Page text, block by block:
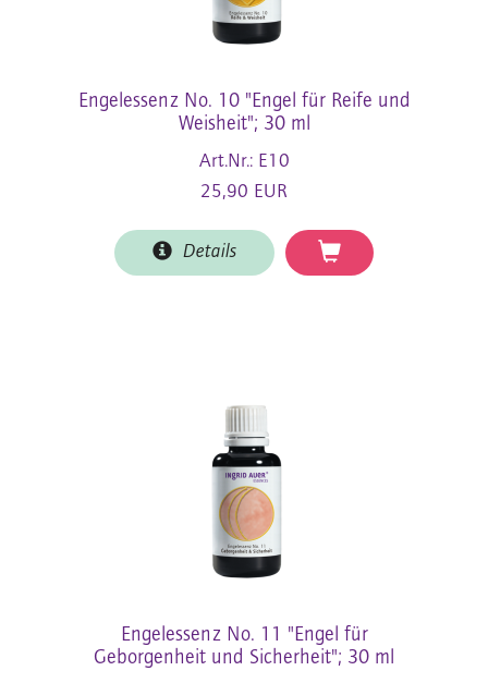
Engelessenz No. 10 "Engel für Reife und
Weisheit"; 30 ml
Art.Nr.: E10
25,90 EUR
Details
Engelessenz No. 11 "Engel für
Geborgenheit und Sicherheit"; 30 ml